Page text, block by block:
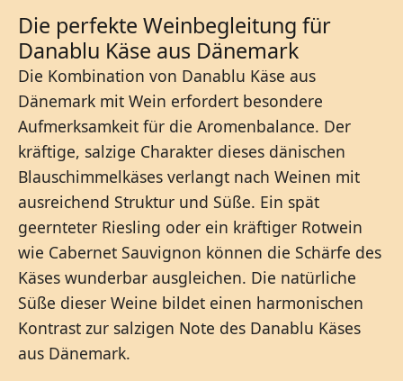
Die perfekte Weinbegleitung für
Danablu Käse aus Dänemark
Die Kombination von Danablu Käse aus
Dänemark mit Wein erfordert besondere
Aufmerksamkeit für die Aromenbalance. Der
kräftige, salzige Charakter dieses dänischen
Blauschimmelkäses verlangt nach Weinen mit
ausreichend Struktur und Süße. Ein spät
geernteter Riesling oder ein kräftiger Rotwein
wie Cabernet Sauvignon können die Schärfe des
Käses wunderbar ausgleichen. Die natürliche
Süße dieser Weine bildet einen harmonischen
Kontrast zur salzigen Note des Danablu Käses
aus Dänemark.